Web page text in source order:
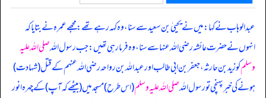
عبدالوہاب نے کہا: میں نے یحییٰ بن سعید سے سنا، وہ کہہ رہے تھے: مجھے عمرہ نے بتایا کہ
انہوں نے حضرت عائشہ رضی اللہ عنہا سے سنا، وہ فرما رہی تھیں: جب رسول اللہصلی اللہ علیہ
وسلمکو زید بن حارثہ، جعفر بن ابی طالب اور عبداللہ بن رواحہ رضی اللہ عنہم کے قتل (شہادت)
ہونے کی خبر پہنچی تو رسول اللہصلی اللہ علیہ وسلم(اس طرح) مسجد میں (بیٹھے کہ آپ) کے چہرہ انور